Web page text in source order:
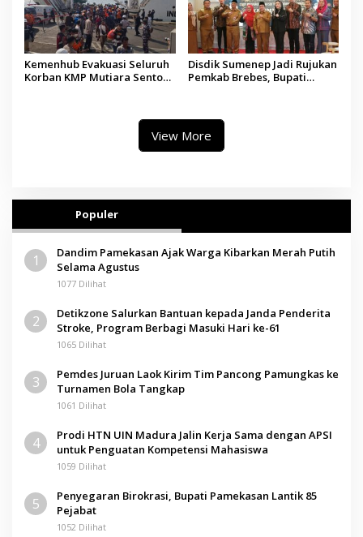
Kemenhub Evakuasi Seluruh
Korban KMP Mutiara Sentosa
Disdik Sumenep Jadi Rujukan
Pemkab Brebes, Bupati
View More
Populer
1
Dandim Pamekasan Ajak Warga Kibarkan Merah Putih
Selama Agustus
1077 Dilihat
2
Detikzone Salurkan Bantuan kepada Janda Penderita
Stroke, Program Berbagi Masuki Hari ke-61
1065 Dilihat
3
Pemdes Juruan Laok Kirim Tim Pancong Pamungkas ke
Turnamen Bola Tangkap
1061 Dilihat
4
Prodi HTN UIN Madura Jalin Kerja Sama dengan APSI
untuk Penguatan Kompetensi Mahasiswa
1059 Dilihat
5
Penyegaran Birokrasi, Bupati Pamekasan Lantik 85
Pejabat
1052 Dilihat